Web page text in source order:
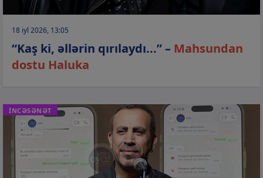
18 iyl 2026, 13:05
“Kaş ki, əllərin qırılaydı...” – Mahsundan
dostu Haluka
İNCƏSƏNƏT